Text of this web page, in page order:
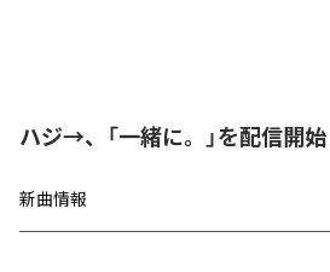
ハジ→、「一緒に。」を配信開始
新曲情報